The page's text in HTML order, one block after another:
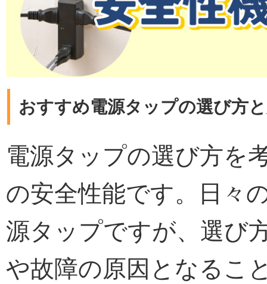
おすすめ電源タップの選び方
電源タップの選び方を
の安全性能です。日々
源タップですが、選び
や故障の原因となるこ